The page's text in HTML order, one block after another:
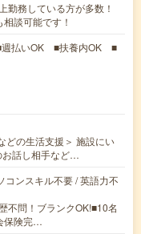
勤務している方が多数！
談可能です！
週払いOK ■扶養内OK ■
どの生活支援＞ 施設にい
お話し相手など…
コンスキル不要 / 英語力不
不問！ブランクOK!■10名
保険完…